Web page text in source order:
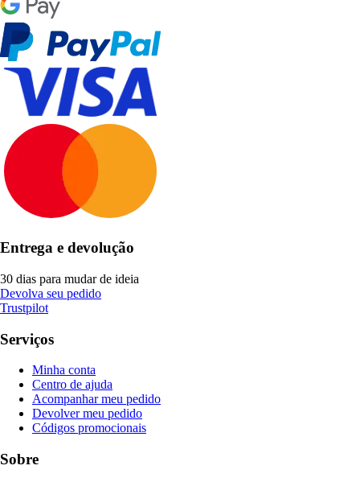
Entrega e devolução
30 dias para mudar de ideia
Devolva seu pedido
Trustpilot
Serviços
Minha conta
Centro de ajuda
Acompanhar meu pedido
Devolver meu pedido
Códigos promocionais
Sobre